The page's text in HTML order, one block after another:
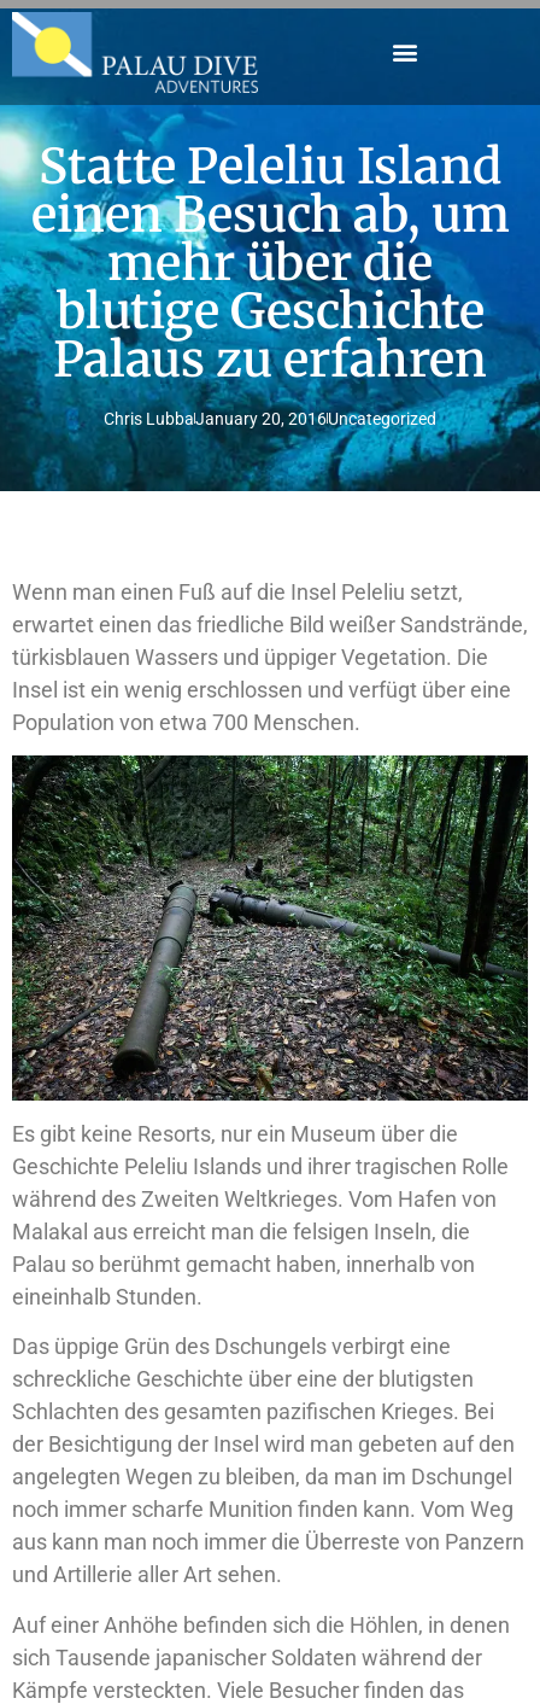
Statte Peleliu Island
einen Besuch ab, um
mehr über die
blutige Geschichte
Palaus zu erfahren
Chris LubbaJanuary 20, 2016Uncategorized
Wenn man einen Fuß auf die Insel Peleliu setzt,
erwartet einen das friedliche Bild weißer Sandstrände,
türkisblauen Wassers und üppiger Vegetation. Die
Insel ist ein wenig erschlossen und verfügt über eine
Population von etwa 700 Menschen.
Es gibt keine Resorts, nur ein Museum über die
Geschichte Peleliu Islands und ihrer tragischen Rolle
während des Zweiten Weltkrieges. Vom Hafen von
Malakal aus erreicht man die felsigen Inseln, die
Palau so berühmt gemacht haben, innerhalb von
eineinhalb Stunden.
Das üppige Grün des Dschungels verbirgt eine
schreckliche Geschichte über eine der blutigsten
Schlachten des gesamten pazifischen Krieges. Bei
der Besichtigung der Insel wird man gebeten auf den
angelegten Wegen zu bleiben, da man im Dschungel
noch immer scharfe Munition finden kann. Vom Weg
aus kann man noch immer die Überreste von Panzern
und Artillerie aller Art sehen.
Auf einer Anhöhe befinden sich die Höhlen, in denen
sich Tausende japanischer Soldaten während der
Kämpfe versteckten. Viele Besucher finden das